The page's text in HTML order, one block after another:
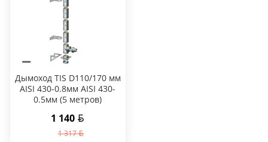
Дымоход TIS D110/170 мм
AISI 430-0.8мм AISI 430-
0.5мм (5 метров)
1 140
1 317